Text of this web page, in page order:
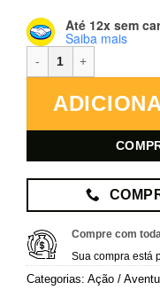
Até 12x sem
Saiba mais
Compre com
Sua compra está
Categorias: Ação /